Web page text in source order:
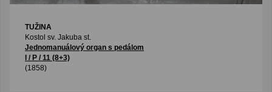
TUŽINA
Kostol sv. Jakuba st.
Jednomanuálový organ s pedálom
I / P / 11 (8+3)
(1858)